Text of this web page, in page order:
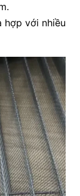
hợp với nhiều